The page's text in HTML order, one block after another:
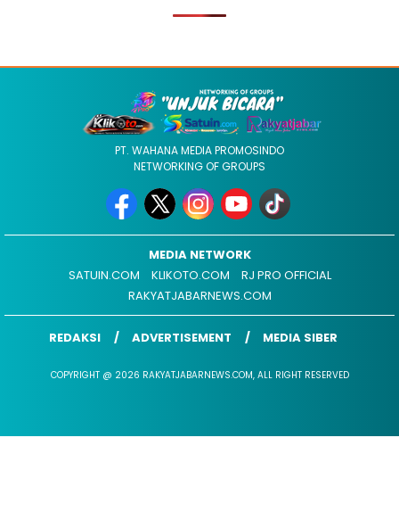
PT. WAHANA MEDIA PROMOSINDO
NETWORKING OF GROUPS
MEDIA NETWORK
SATUIN.COM
KLIKOTO.COM
RJ PRO OFFICIAL
RAKYATJABARNEWS.COM
REDAKSI ADVERTISEMENT MEDIA SIBER
COPYRIGHT @ 2026 RAKYATJABARNEWS.COM, ALL RIGHT RESERVED